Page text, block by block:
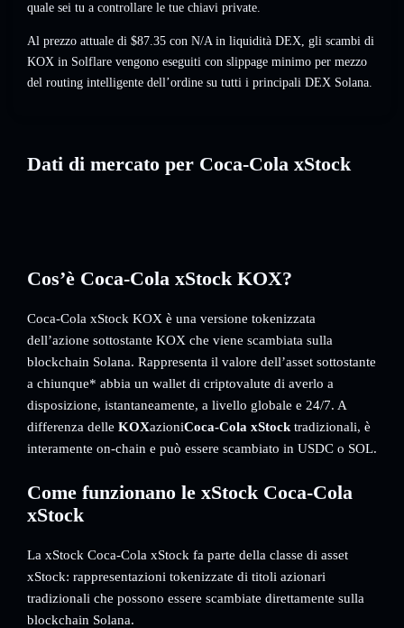
quale sei tu a controllare le tue chiavi private.
Al prezzo attuale di $87.35 con N/A in liquidità DEX, gli scambi di
KOX in Solflare vengono eseguiti con slippage minimo per mezzo
del routing intelligente dell’ordine su tutti i principali DEX Solana.
Dati di mercato per Coca-Cola xStock
Cos’è Coca-Cola xStock KOX?
Coca-Cola xStock KOX è una versione tokenizzata
dell’azione sottostante KOX che viene scambiata sulla
blockchain Solana. Rappresenta il valore dell’asset sottostante
a chiunque* abbia un wallet di criptovalute di averlo a
disposizione, istantaneamente, a livello globale e 24/7. A
differenza delle KOXazioniCoca-Cola xStock tradizionali, è
interamente on-chain e può essere scambiato in USDC o SOL.
Come funzionano le xStock Coca-Cola
xStock
La xStock Coca-Cola xStock fa parte della classe di asset
xStock: rappresentazioni tokenizzate di titoli azionari
tradizionali che possono essere scambiate direttamente sulla
blockchain Solana.